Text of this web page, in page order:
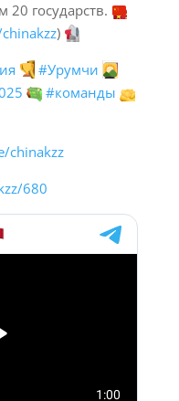
государств.
)
#Урумчи
#команды
chinakzz
680